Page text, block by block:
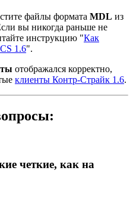
файлы формата MDL из
вы никогда раньше не
инструкцию "Как
1.6".
отображался корректно,
клиенты Контр-Страйк 1.6.
четкие, как на